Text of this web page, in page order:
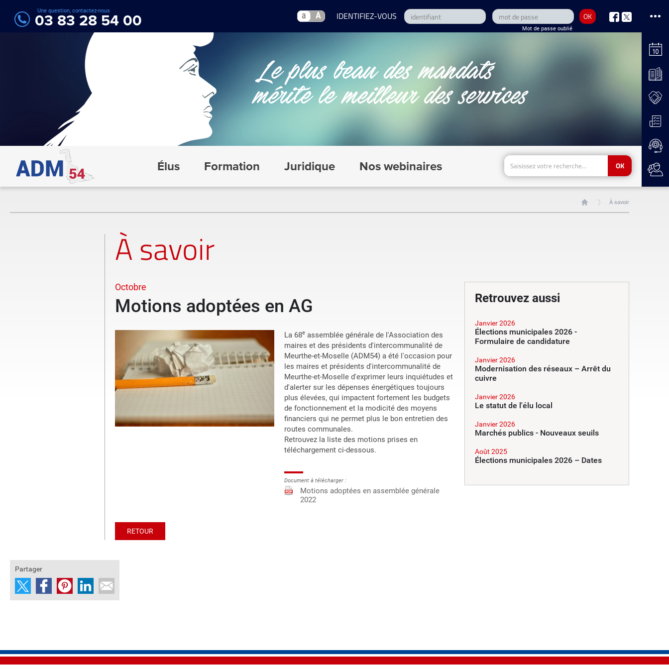
a A OK
Mot de passe oublié
nous
sur
nous
sur
Une question, contactez-nous
03 83 28 54 00
Élus Formation Juridique Nos webinaires OK
À savoir
À savoir
Octobre
Motions adoptées en AG
La 68eassemblée générale de l'Association des
maires et des présidents d'intercommunalité de
Meurthe-et-Moselle (ADM54) a été l'occasion pour
les maires et présidents d'intercommunalité de
Meurthe-et-Moselle d'exprimer leurs inquiétudes et
d'alerter sur les dépenses énergétiques toujours
plus élevées, qui impactent fortement les budgets
de fonctionnement et la modicité des moyens
financiers qui ne permet plus le bon entretien des
routes communales.
Retrouvez la liste des motions prises en
téléchargement ci-dessous.
Document à télécharger :
Motions adoptées en assemblée générale
2022
RETOUR
Retrouvez aussi
Janvier 2026
Élections municipales 2026 -
Formulaire de candidature
Janvier 2026
Modernisation des réseaux – Arrêt du
cuivre
Janvier 2026
Le statut de l'élu local
Janvier 2026
Marchés publics - Nouveaux seuils
Août 2025
Élections municipales 2026 – Dates
Partager